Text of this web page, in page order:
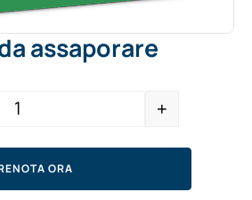
assaporare
+
ORA